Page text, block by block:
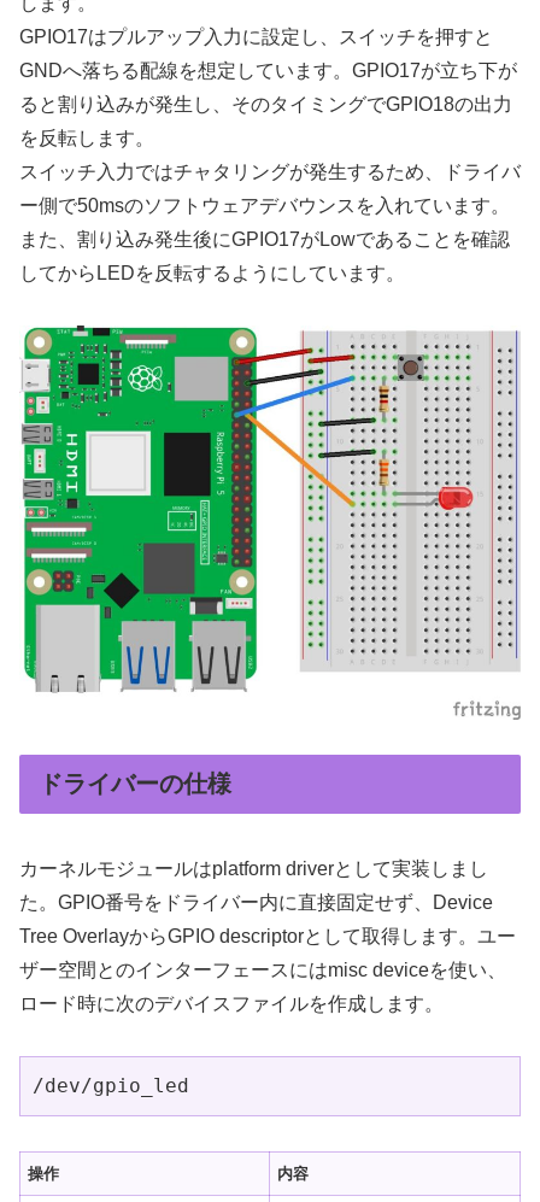
GPIO17はプルアップ入力に設定し、スイッチを押すと
GNDへ落ちる配線を想定しています。GPIO17が立ち下が
ると割り込みが発生し、そのタイミングでGPIO18の出力
を反転します。
スイッチ入力ではチャタリングが発生するため、ドライバ
ー側で50msのソフトウェアデバウンスを入れています。
また、割り込み発生後にGPIO17がLowであることを確認
してからLEDを反転するようにしています。
ドライバーの仕様
カーネルモジュールはplatform driverとして実装しまし
た。GPIO番号をドライバー内に直接固定せず、Device
Tree OverlayからGPIO descriptorとして取得します。ユー
ザー空間とのインターフェースにはmisc deviceを使い、
ロード時に次のデバイスファイルを作成します。
/dev/gpio_led
操作 内容